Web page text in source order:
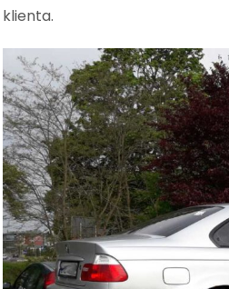
klienta.